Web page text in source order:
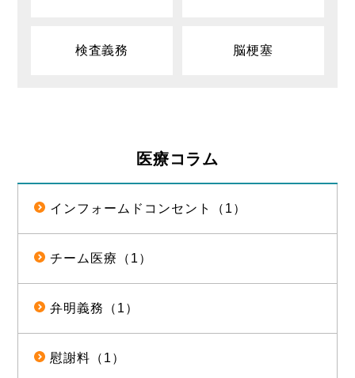
検査義務 脳梗塞
医療コラム
インフォームドコンセント（1）
チーム医療（1）
弁明義務（1）
慰謝料（1）